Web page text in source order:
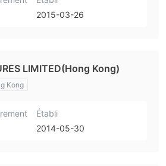
2015-03-26
LIMITED(Hong Kong)
Kong
Établi
2014-05-30